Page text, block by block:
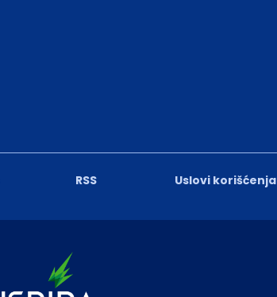
RSS Uslovi korišćenja